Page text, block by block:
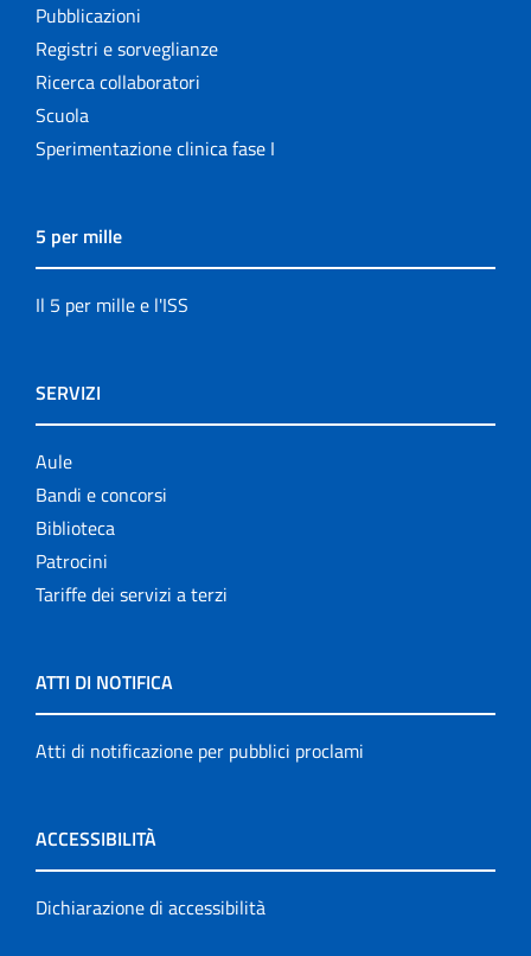
Pubblicazioni
Registri e sorveglianze
Ricerca collaboratori
Scuola
Sperimentazione clinica fase I
5 per mille
Il 5 per mille e l'ISS
SERVIZI
Aule
Bandi e concorsi
Biblioteca
Patrocini
Tariffe dei servizi a terzi
ATTI DI NOTIFICA
Atti di notificazione per pubblici proclami
ACCESSIBILITÀ
Dichiarazione di accessibilità